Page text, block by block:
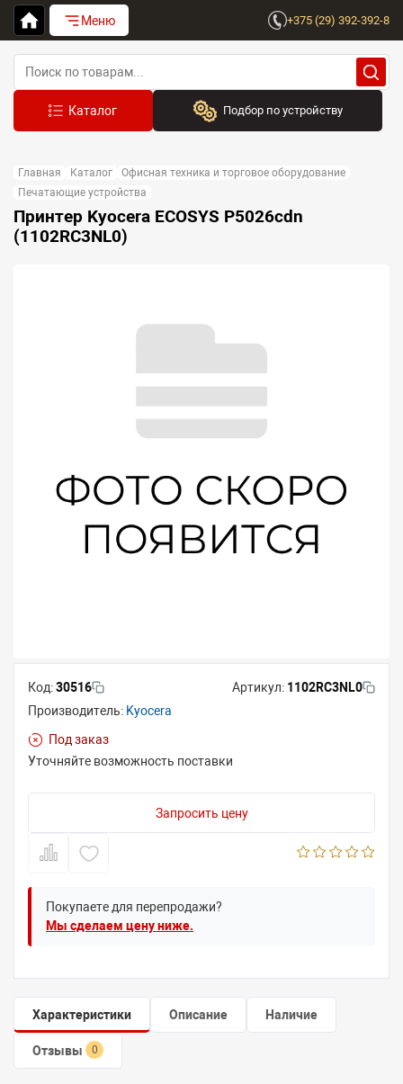
Меню +375 (29) 392-392-8
Подбор по устройству
Выберите бренд
Устройство:
Главная Каталог
Офисная техника и торговое оборудование
Печатающие устройства
Принтер Kyocera ECOSYS P5026cdn
(1102RC3NL0)
Код:30516 Артикул: 1102RC3NL0
Производитель: Kyocera
Под заказ
Уточняйте возможность поставки
Запросить цену
Покупаете для перепродажи?
Мы сделаем цену ниже.
Характеристики Описание Наличие
Отзывы 0